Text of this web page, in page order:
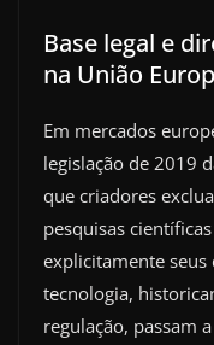
Base legal e
na União
Em mercados
legislação de 2019
que criadores
pesquisas
explicitamente seus
tecnologia,
regulação, passam